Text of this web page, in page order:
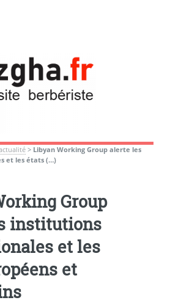
> Libyan Working Group alerte les
et les états (…)
Group
institutions
et les
et